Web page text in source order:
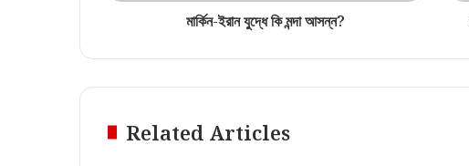
মার্কিন-ইরান যুদ্ধে কি মন্দা আসন্ন?
Related Articles